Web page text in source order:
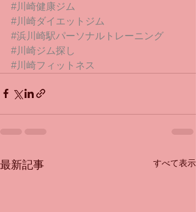
#川崎健康ジム
#川崎ダイエットジム
#浜川崎駅パーソナルトレーニング
#川崎ジム探し
#川崎フィットネス
最新記事 すべて表示